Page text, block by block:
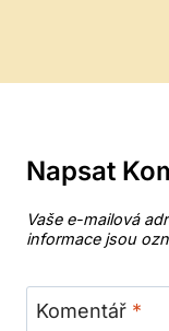
Napsat
Vaše e-mailová
informace jsou
Komentář *